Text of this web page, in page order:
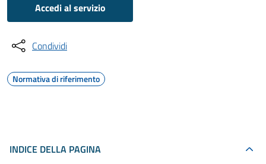
Accedi al servizio
Condividi
Normativa di riferimento
INDICE DELLA PAGINA